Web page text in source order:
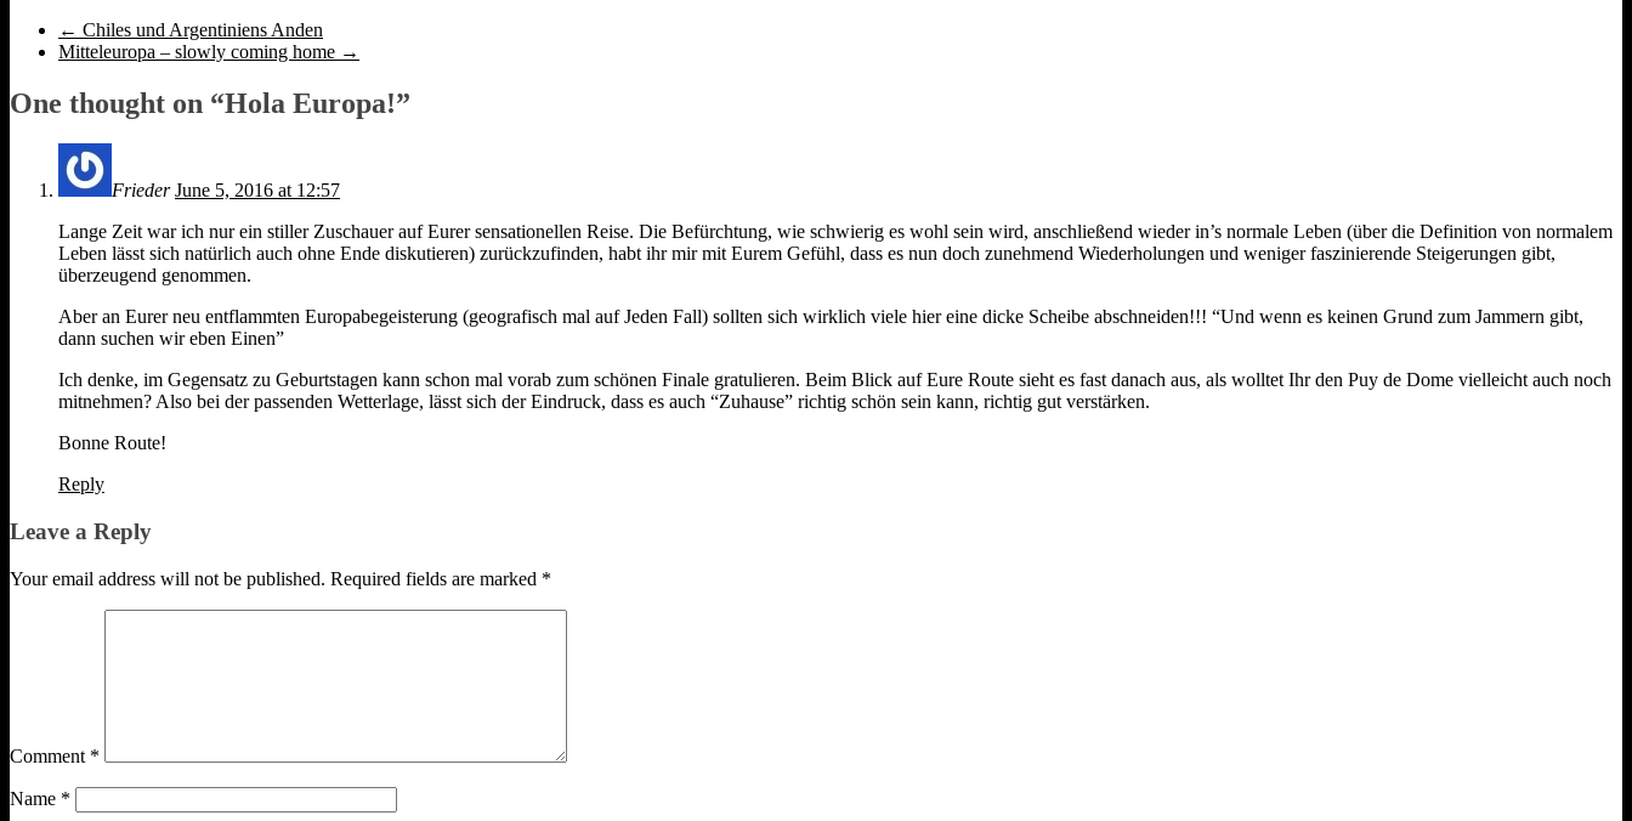
← Chiles und Argentiniens Anden
Mitteleuropa – slowly coming home →
One thought on “Hola Europa!”
FriederJune 5, 2016 at 12:57
Lange Zeit war ich nur ein stiller Zuschauer auf Eurer sensationellen Reise. Die Befürchtung, wie schwierig es wohl sein wird, anschließend wieder in’s normale Leben (über die Definition von normalem
Leben lässt sich natürlich auch ohne Ende diskutieren) zurückzufinden, habt ihr mir mit Eurem Gefühl, dass es nun doch zunehmend Wiederholungen und weniger faszinierende Steigerungen gibt,
überzeugend genommen.
Aber an Eurer neu entflammten Europabegeisterung (geografisch mal auf Jeden Fall) sollten sich wirklich viele hier eine dicke Scheibe abschneiden!!! “Und wenn es keinen Grund zum Jammern gibt,
dann suchen wir eben Einen”
Ich denke, im Gegensatz zu Geburtstagen kann schon mal vorab zum schönen Finale gratulieren. Beim Blick auf Eure Route sieht es fast danach aus, als wolltet Ihr den Puy de Dome vielleicht auch noch
mitnehmen? Also bei der passenden Wetterlage, lässt sich der Eindruck, dass es auch “Zuhause” richtig schön sein kann, richtig gut verstärken.
Bonne Route!
Reply
Leave a Reply
Your email address will not be published. Required fields are marked *
Comment *
Name *